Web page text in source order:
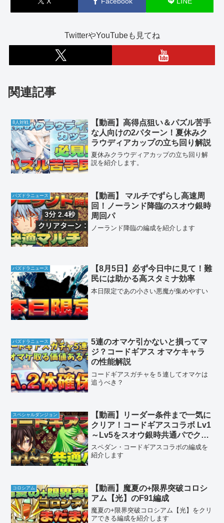
TwitterやYouTubeも見てね
関連記事
8人対戦
【動画】高得点狙い＆パズル苦手
な人向けの2パターン！夏休みク
ラウディアカップの立ち回り解説
夏休みクラウディアカップの立ち回り解
説を紹介します。
パズドラニュース
【動画】 マルチでずらし高速周
回！ノーランド降臨のスオウ銀時
周回パ
ノーランド降臨の編成を紹介します
パズドラニュース
【8月5日】必ず今日中に見て！難
民には助かる高スタミナ効率
本日限定であの小さい悪魔が集めやすい
パズドラニュース
5連のオマケ引かないと損ってマ
ジ？コードギアス オマケキャラ
の性能解説
コードギアスガチャを５連してオマケは
追うべき？
スペシャルダンジョン
【動画】リーダー条件まで一気に
クリア！コードギアスコラボ Lv1
～Lv5をスオウ銀時共通パでクリ
ア
スペダン・コードギアスコラボの編成を
紹介します
コロシアム
【動画】魔夏の+限界突破コロシ
アム【光】のF91編成
魔夏の+限界突破コロシアム【光】をクリ
アできる編成を紹介します